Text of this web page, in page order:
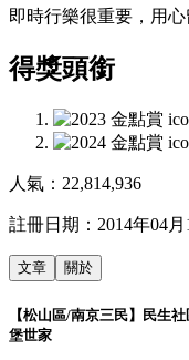
即時行樂很重要，用
得獎頭銜
人氣： 22,814,936
註冊日期： 2014年04月
文章 關於
【松山區/南京三民】民生
堡世家